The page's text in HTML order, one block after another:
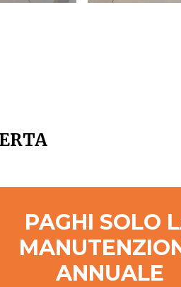
PAGHI SOLO
ANNUALE